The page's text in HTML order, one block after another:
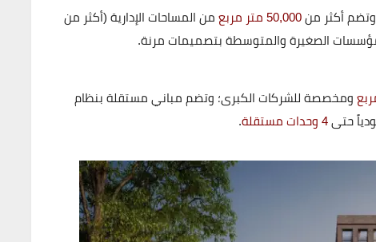
وتضم أكثر من
من المساحات الإدارية (أكثر من
ومخصصة للشركات الكبرى؛ وتضم مباني مستقلة بنظام
4 وحدات مستقلة .